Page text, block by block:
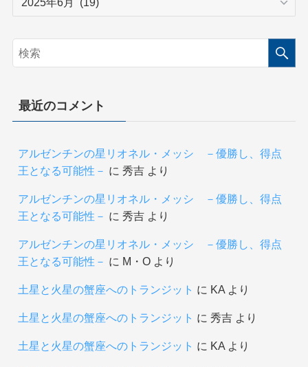
イ
ブ
最近のコメント
アルゼンチンの星リオネル・メッシ －優勝し、得点
王となる可能性－ に 秀吉より
アルゼンチンの星リオネル・メッシ －優勝し、得点
王となる可能性－ に 秀吉より
アルゼンチンの星リオネル・メッシ －優勝し、得点
王となる可能性－ に М・Оより
土星と火星の蟹座へのトランジット に KAより
土星と火星の蟹座へのトランジット に 秀吉より
土星と火星の蟹座へのトランジット に KAより